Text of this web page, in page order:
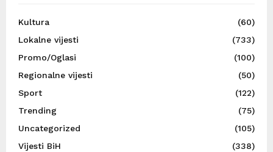
Kultura
(60)
Lokalne vijesti
(733)
Promo/Oglasi
(100)
Regionalne vijesti
(50)
Sport
(122)
Trending
(75)
Uncategorized
(105)
Vijesti BiH
(338)